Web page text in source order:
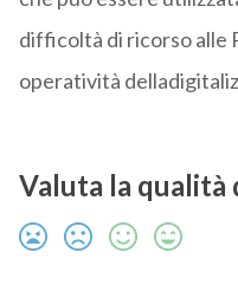
difficoltà di ricorso alle
operatività
Valuta la